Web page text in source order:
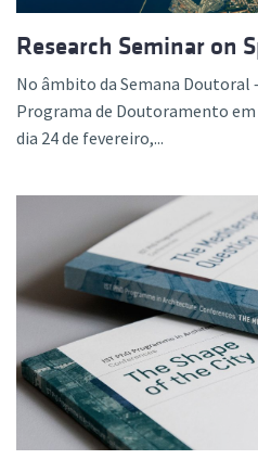
Research Seminar on
No âmbito da Semana Doutoral
Programa de Doutoramento
dia 24 de fevereiro,...